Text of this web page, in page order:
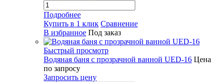
Подробнее
Купить в 1 клик Сравнение
В избранное Под заказ
Быстрый просмотр
Водяная баня с прозрачной ванной UED-16 Цена
по запросу
Запросить цену